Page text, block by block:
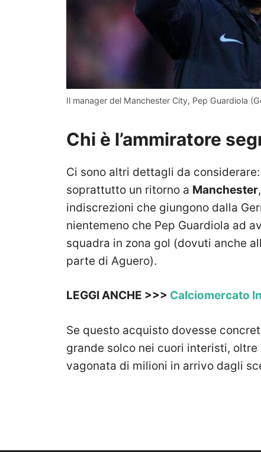
Il manager del Manchester City, Pep Guardiola
Chi è l’ammiratore
Ci sono altri dettagli da
soprattutto un ritorno a Manchester
indiscrezioni che giungono dalla
nientemeno che Pep Guardiola ad
squadra in zona gol (dovuti anche
parte di Aguero).
LEGGI ANCHE >>> Calciomercato
Se questo acquisto dovesse
grande solco nei cuori interisti,
vagonata di milioni in arrivo dagli